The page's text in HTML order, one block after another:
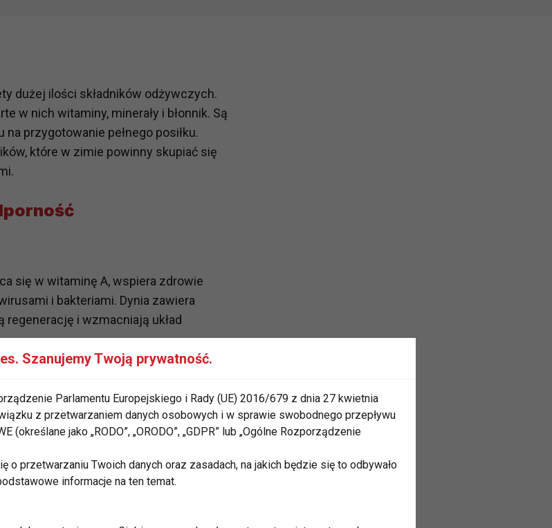
dużej ilości składników odżywczych.
w nich witaminy, minerały i błonnik. Są
przygotowanie pełnego posiłku.
które w zimie powinny skupiać się
się w witaminę A, wspiera zdrowie
i bakteriami. Dynia zawiera
regenerację i wzmacniają układ
i antyoksydacyjne, które
takie jak gingerol, działają
która jest kluczowa dla wzmocnienia
Szanujemy Twoją prywatność.
Parlamentu Europejskiego i Rady (UE) 2016/679 z dnia 27 kwietnia
z przetwarzaniem danych osobowych i w sprawie swobodnego przepływu
jako „RODO”, „ORODO”, „GDPR” lub „Ogólne Rozporządzenie
przetwarzaniu Twoich danych oraz zasadach, na jakich będzie się to odbywało
informacje na ten temat.